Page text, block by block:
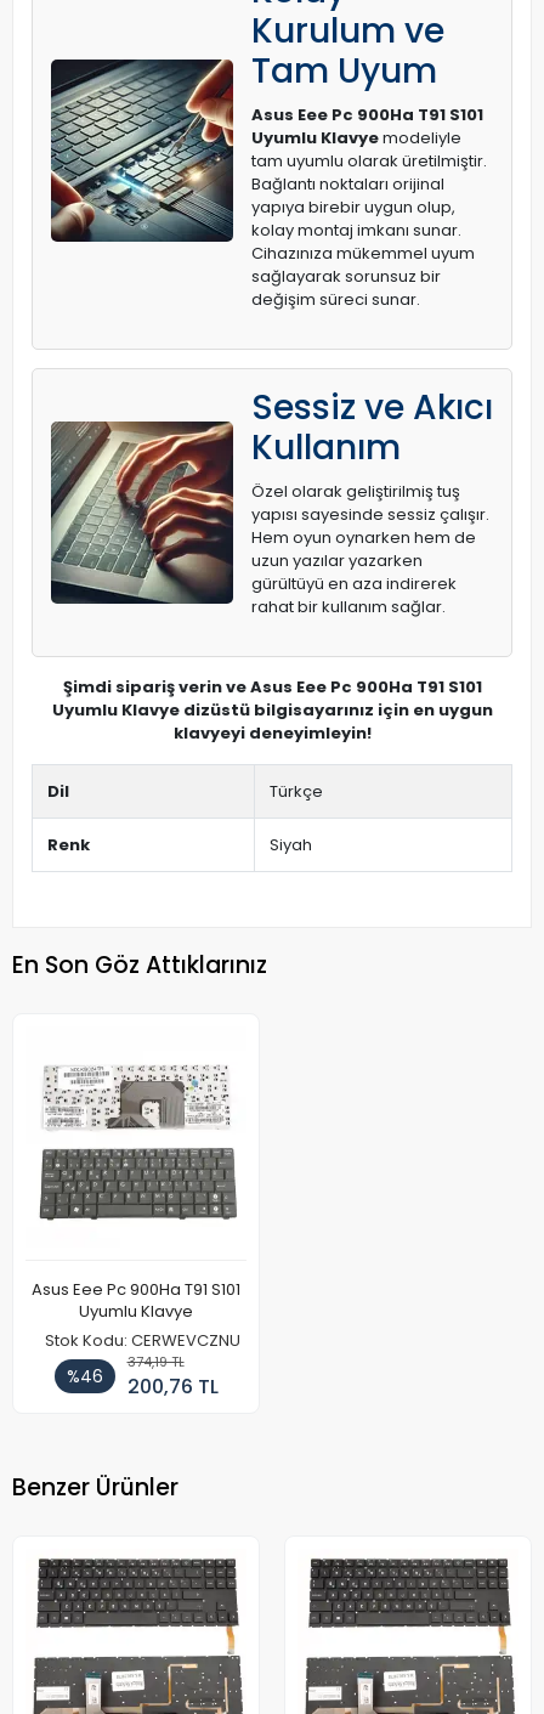
Kurulum ve
Tam Uyum
Asus Eee Pc 900Ha T91 S101
Uyumlu Klavyemodeliyle
tam uyumlu olarak üretilmiştir.
Bağlantı noktaları orijinal
yapıya birebir uygun olup,
kolay montaj imkanı sunar.
Cihazınıza mükemmel uyum
sağlayarak sorunsuz bir
değişim süreci sunar.
Sessiz ve Akıcı
Kullanım
Özel olarak geliştirilmiş tuş
yapısı sayesinde sessiz çalışır.
Hem oyun oynarken hem de
uzun yazılar yazarken
gürültüyü en aza indirerek
rahat bir kullanım sağlar.
Şimdi sipariş verin ve Asus Eee Pc 900Ha T91 S101
Uyumlu Klavye dizüstü bilgisayarınız için en uygun
klavyeyi deneyimleyin!
Dil Türkçe
Renk Siyah
En Son Göz Attıklarınız
Asus Eee Pc 900Ha T91 S101
Uyumlu Klavye
Stok Kodu: CERWEVCZNU
%46
374,19 TL
200,76 TL
Benzer Ürünler